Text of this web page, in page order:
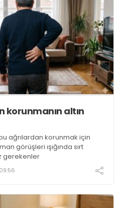
korunmanın altın
ağrılardan korunmak için
görüşleri ışığında sırt
gerekenler
09:56